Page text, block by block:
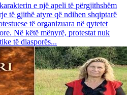
e një apeli të përgjithshëm
të gjithë atyre që ndihen shqiptarë
të organizuara në qytetet
Në këtë mënyrë, protestat nuk
të diasporës...